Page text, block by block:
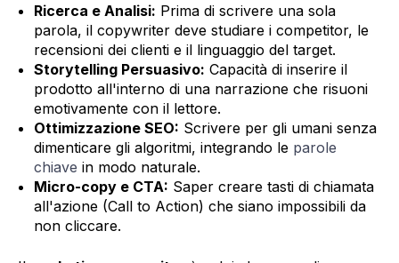
Ricerca e Analisi: Prima di scrivere una sola
parola, il copywriter deve studiare i competitor, le
recensioni dei clienti e il linguaggio del target.
Storytelling Persuasivo: Capacità di inserire il
prodotto all'interno di una narrazione che risuoni
emotivamente con il lettore.
Ottimizzazione SEO: Scrivere per gli umani senza
dimenticare gli algoritmi, integrando le parole
chiave in modo naturale.
Micro-copy e CTA: Saper creare tasti di chiamata
all'azione (Call to Action) che siano impossibili da
non cliccare.